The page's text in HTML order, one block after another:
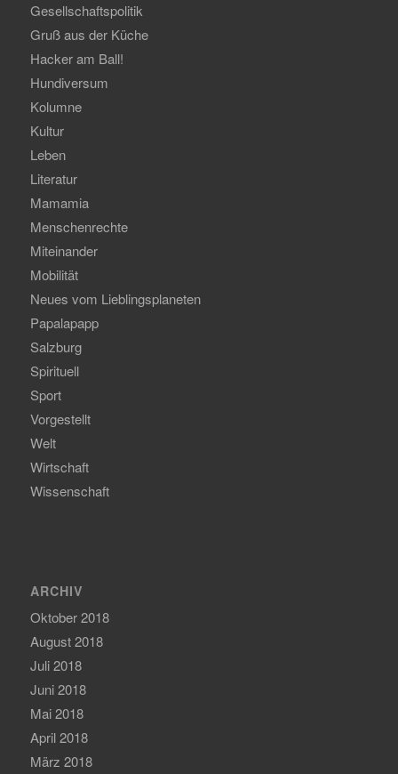
Gesellschaftspolitik
Gruß aus der Küche
Hacker am Ball!
Hundiversum
Kolumne
Kultur
Leben
Literatur
Mamamia
Menschenrechte
Miteinander
Mobilität
Neues vom Lieblingsplaneten
Papalapapp
Salzburg
Spirituell
Sport
Vorgestellt
Welt
Wirtschaft
Wissenschaft
ARCHIV
Oktober 2018
August 2018
Juli 2018
Juni 2018
Mai 2018
April 2018
März 2018